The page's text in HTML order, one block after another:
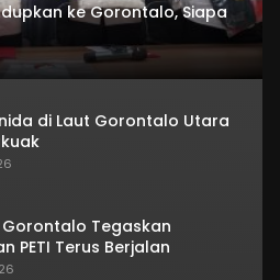
ke Gorontalo, Siapa
di Laut Gorontalo Utara
Tegaskan
PETI Terus Berjalan